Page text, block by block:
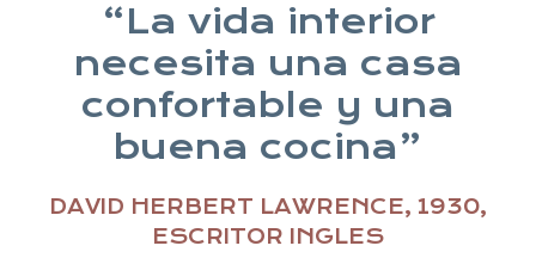
“La vida interior
necesita una casa
confortable y una
buena cocina”
DAVID HERBERT LAWRENCE, 1930,
ESCRITOR INGLES